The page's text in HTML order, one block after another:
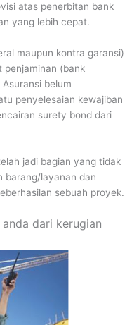
atas penerbitan bank
yang lebih cepat.
maupun kontra garansi)
penjaminan (bank
belum
penyelesaian kewajiban
surety bond dari
jadi bagian yang tidak
barang/layanan dan
sebuah proyek.
dari kerugian